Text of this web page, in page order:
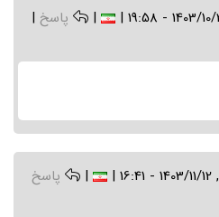
|
| پاسخ |
|
|
پاسخ